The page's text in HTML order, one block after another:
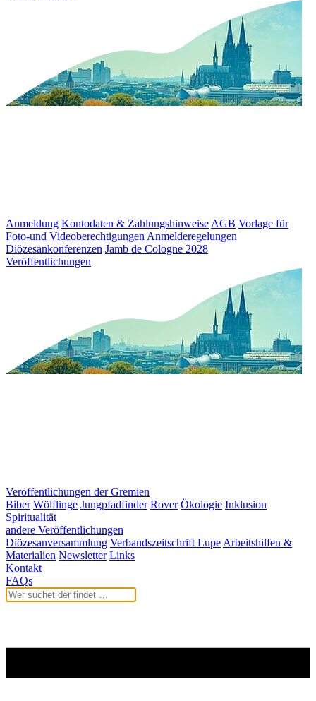
Anmeldung Kontodaten & Zahlungshinweise AGB Vorlage für
Foto-und Videoberechtigungen Anmelderegelungen
Diözesankonferenzen Jamb de Cologne 2028
Veröffentlichungen
Veröffentlichungen der Gremien
Biber Wölflinge Jungpfadfinder Rover Ökologie Inklusion
Spiritualität
andere Veröffentlichungen
Diözesanversammlung Verbandszeitschrift Lupe Arbeitshilfen &
Materialien Newsletter Links
Kontakt
FAQs